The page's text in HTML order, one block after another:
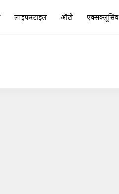
लाइफस्टाइल ऑटो एक्सक्लूसिव